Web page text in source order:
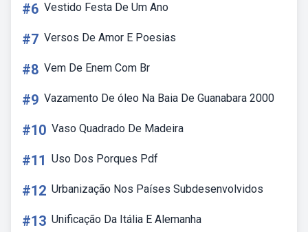
#6 Vestido Festa De Um Ano
#7 Versos De Amor E Poesias
#8 Vem De Enem Com Br
#9 Vazamento De óleo Na Baia De Guanabara 2000
#10 Vaso Quadrado De Madeira
#11 Uso Dos Porques Pdf
#12 Urbanização Nos Países Subdesenvolvidos
#13 Unificação Da Itália E Alemanha